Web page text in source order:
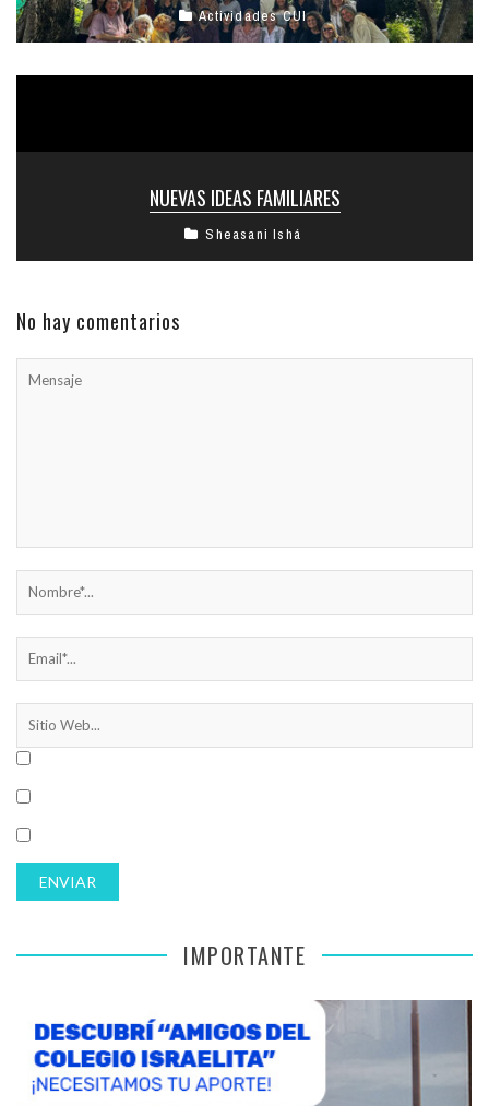
Actividades CUI
NUEVAS IDEAS FAMILIARES
Sheasani Ishá
No hay comentarios
IMPORTANTE